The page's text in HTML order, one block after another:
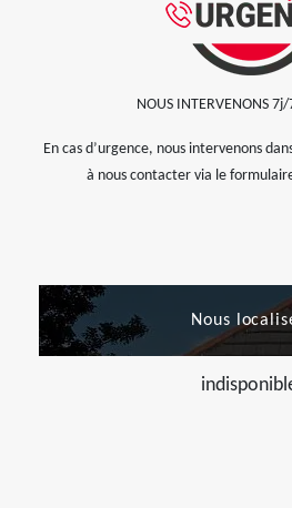
NOUS INTERVENONS
En cas d’urgence, nous intervenons
à nous contacter via le
Nous